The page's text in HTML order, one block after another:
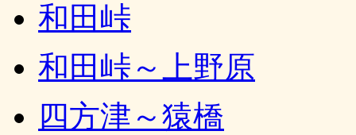
和田峠
和田峠～上野原
四方津～猿橋